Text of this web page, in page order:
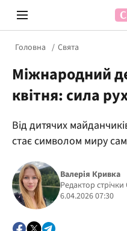
Головна Свята
Міжнародний
квітня: сила
Від дитячих
стає символом миру
Валерія Кривка
Редактор стрічки
6.04.2026 07:30